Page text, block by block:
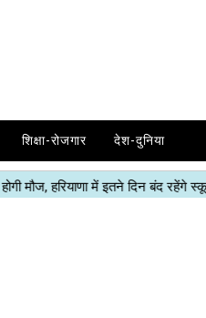
शिक्षा-रोजगार देश-दुनिया